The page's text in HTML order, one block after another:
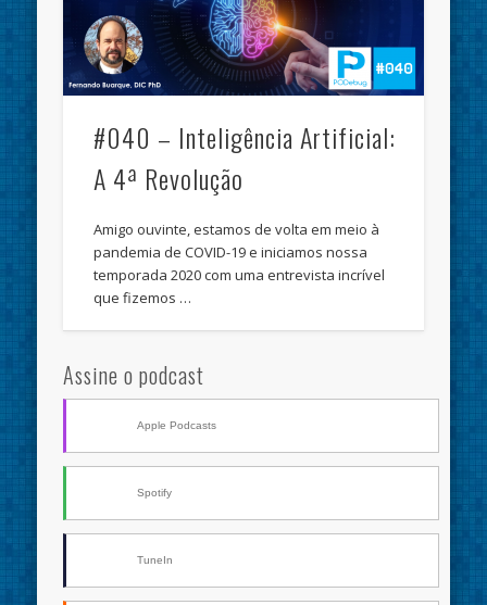
#040 – Inteligência Artificial:
A 4ª Revolução
Amigo ouvinte, estamos de volta em meio à
pandemia de COVID-19 e iniciamos nossa
temporada 2020 com uma entrevista incrível
que fizemos …
Assine o podcast
Apple Podcasts
Spotify
TuneIn